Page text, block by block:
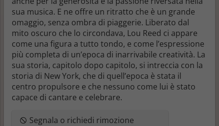
sua musica. E ne offre un ritratto che è un grande
omaggio, senza ombra di piaggerie. Liberato dal
mito oscuro che lo circondava, Lou Reed ci appare
come una figura a tutto tondo, e come l’espressione
più completa di un’epoca di inarrivabile creatività. La
sua storia, capitolo dopo capitolo, si intreccia con la
storia di New York, che di quell’epoca è stata il
centro propulsore e che nessuno come lui è stato
capace di cantare e celebrare.
Segnala o richiedi rimozione